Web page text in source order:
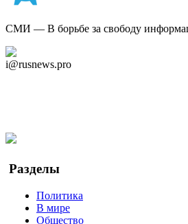
СМИ — В борьбе за свободу
i@rusnews.pro
Разделы
Политика
В мире
Общество